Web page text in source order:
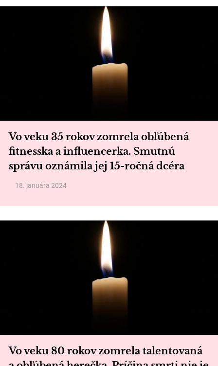
Vo veku 35 rokov zomrela obľúbená
fitnesska a influencerka. Smutnú
správu oznámila jej 15-ročná dcéra
18. januára 2024
Vo veku 80 rokov zomrela talentovaná